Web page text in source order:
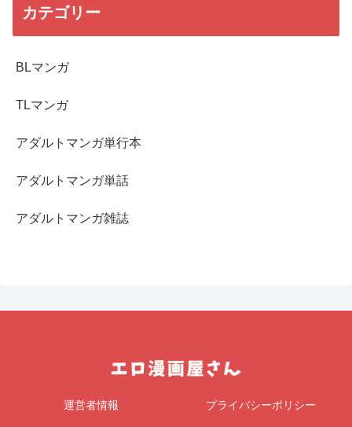
カテゴリー
BLマンガ
TLマンガ
アダルトマンガ単行本
アダルトマンガ単話
アダルトマンガ雑誌
運営者情報 プライバシーポリシー